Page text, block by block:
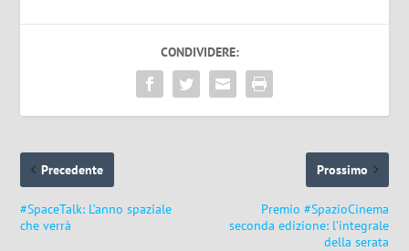
CONDIVIDERE:
Precedente
#SpaceTalk: L’anno spaziale
che verrà
Prossimo
Premio #SpazioCinema
seconda edizione: l’integrale
della serata